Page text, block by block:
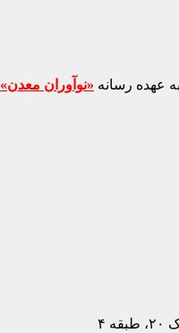
عهده رسانه «نوآوران معدن»
۴